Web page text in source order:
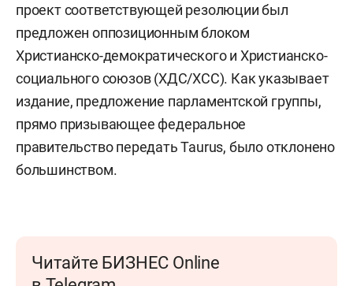
проект соответствующей резолюции был
предложен оппозиционным блоком
Христианско-демократического и Христианско-
социального союзов (ХДС/ХСС). Как указывает
издание, предложение парламентской группы,
прямо призывающее федеральное
правительство передать Taurus, было отклонено
большинством.
Читайте БИЗНЕС Online